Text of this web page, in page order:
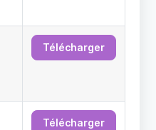
Télécharger
Télécharger